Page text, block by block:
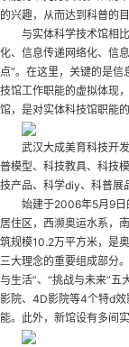
的兴趣，从而达到科普的目
与实体科学技术馆相
化、信息传递网络化、信
点”。在这里，关键的是
技馆工作职能的虚拟体现
馆，是对实体科技馆职能的
武汉大成美育科技开
普模型、科技教具、科技
技产品、科学diy、科普展
始建于2006年5月9日
居住区，西濒奥运水系，
筑规模10.2万平方米，是
三大理念的重要组成部分
与生活”、“挑战与未来”
影院、4D影院等4个特d
能。此外，新馆设有多间